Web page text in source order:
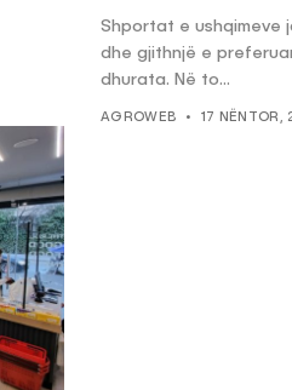
Shportat e ushqimeve
dhe gjithnjë e
dhurata. Në to...
AGROWEB 17 NËNTOR,